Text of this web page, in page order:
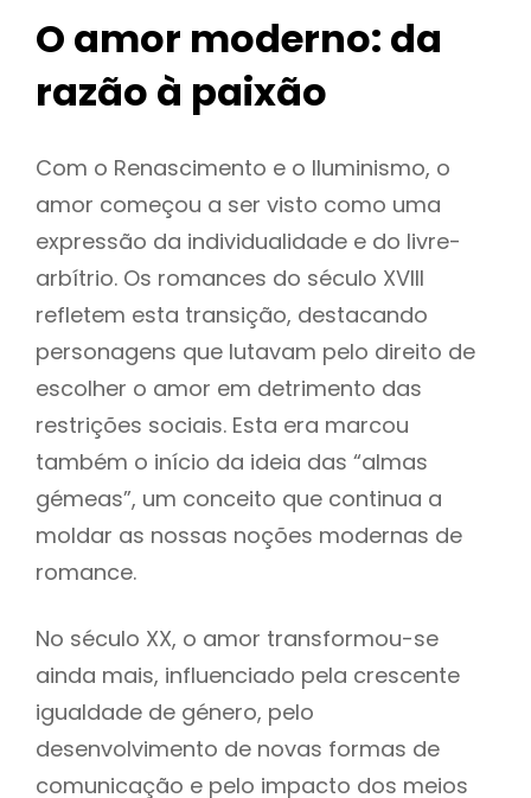
O amor moderno: da
razão à paixão
Com o Renascimento e o Iluminismo, o
amor começou a ser visto como uma
expressão da individualidade e do livre-
arbítrio. Os romances do século XVIII
refletem esta transição, destacando
personagens que lutavam pelo direito de
escolher o amor em detrimento das
restrições sociais. Esta era marcou
também o início da ideia das “almas
gémeas”, um conceito que continua a
moldar as nossas noções modernas de
romance.
No século XX, o amor transformou-se
ainda mais, influenciado pela crescente
igualdade de género, pelo
desenvolvimento de novas formas de
comunicação e pelo impacto dos meios